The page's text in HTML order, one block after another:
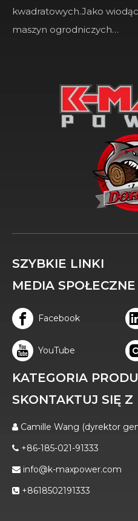
kwadratowych.Jako
maszyn ogrodniczych…
SZYBKIE LINKI
MEDIA SPOŁECZNE
Facebook
YouTube
KATEGORIA
SKONTAKTUJ SIĘ Z
 Camille Wang (dyrektor
 +86-185-021-91333
 info@k-maxpower.com
 +8618502191333